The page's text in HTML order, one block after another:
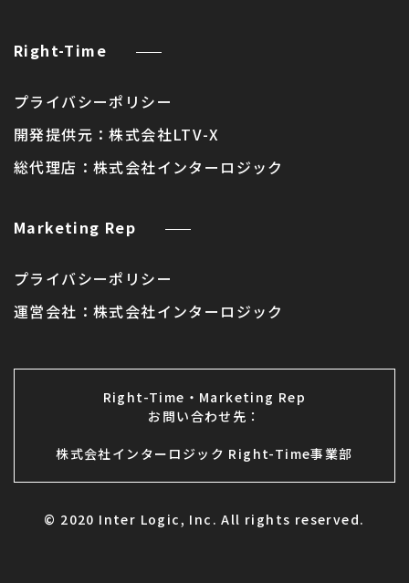
Right-Time
プライバシーポリシー
開発提供元：株式会社LTV-X
総代理店： 株式会社インターロジック
Marketing Rep
プライバシーポリシー
運営会社： 株式会社インターロジック
Right-Time・Marketing Rep
お問い合わせ先：
株式会社インターロジック Right-Time事業部
© 2020 Inter Logic, Inc. All rights reserved.